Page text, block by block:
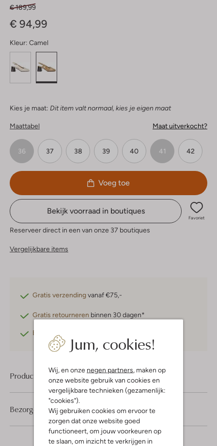
Jum, cookies!
Wij, en onze negen partners , maken op
onze website gebruik van cookies en
vergelijkbare technieken (gezamenlijk:
"cookies").
Wij gebruiken cookies om ervoor te
zorgen dat onze website goed
functioneert, om jouw voorkeuren op
te slaan, om inzicht te verkrijgen in
€ 189,99
€ 94,99
Kleur: Camel
Kies je maat: Dit item valt normaal, kies je eigen maat
Maattabel Maat uitverkocht?
36 37 38 39 40 41 42
Voeg toe
Bekijk voorraad in boutiques
Favoriet
Reserveer direct in een van onze 37 boutiques
Vergelijkbare items
Gratis verzendingvanaf €75,-
Gratis retourneren binnen 30 dagen*
Betaal achteraf
Product informatie
Bezorgen & retourneren